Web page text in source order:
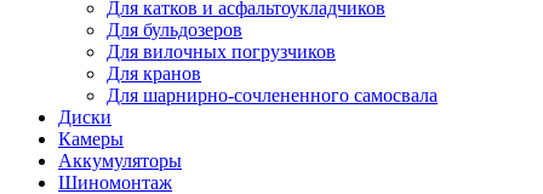
Для катков и асфальтоукладчиков
Для бульдозеров
Для вилочных погрузчиков
Для кранов
Для шарнирно-сочлененного самосвала
Диски
Камеры
Аккумуляторы
Шиномонтаж